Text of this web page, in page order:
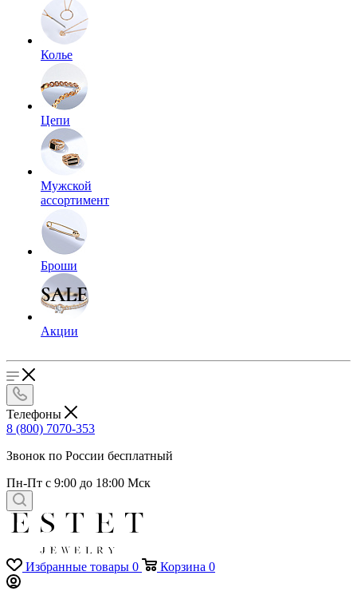
Колье
Цепи
Мужской
ассортимент
Броши
Акции
Телефоны
8 (800) 7070-353
Звонок по России бесплатный
Пн-Пт с 9:00 до 18:00 Мск
Избранные товары 0 Корзина 0